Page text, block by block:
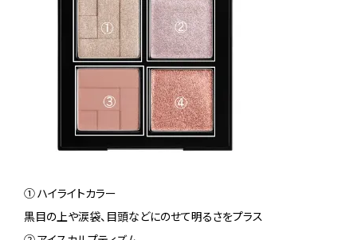
① ハイライトカラー
黒目の上や涙袋、目頭などにのせて明るさをプラス